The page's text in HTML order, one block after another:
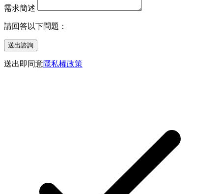
需求簡述
請回答以下問題：
送出諮詢
送出即同意隱私權政策